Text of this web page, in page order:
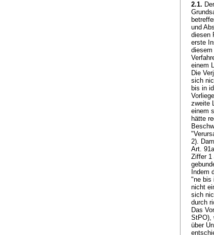
2.1.
und
diesen
erste
diesem
einem
Die
sich
bis in
zweite
einem
hätte
2).
Art.
Ziffer 1
Indem
"ne bis
nicht
sich
durch
Das
StPO),
über